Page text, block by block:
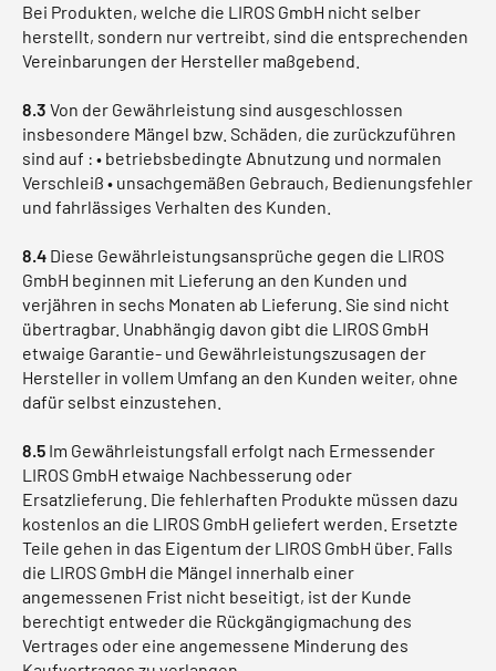
Bei Produkten, welche die LIROS GmbH nicht selber
herstellt, sondern nur vertreibt, sind die entsprechenden
Vereinbarungen der Hersteller maßgebend.
8.3 Von der Gewährleistung sind ausgeschlossen
insbesondere Mängel bzw. Schäden, die zurückzuführen
sind auf : • betriebsbedingte Abnutzung und normalen
Verschleiß • unsachgemäßen Gebrauch, Bedienungsfehler
und fahrlässiges Verhalten des Kunden.
8.4 Diese Gewährleistungsansprüche gegen die LIROS
GmbH beginnen mit Lieferung an den Kunden und
verjähren in sechs Monaten ab Lieferung. Sie sind nicht
übertragbar. Unabhängig davon gibt die LIROS GmbH
etwaige Garantie- und Gewährleistungszusagen der
Hersteller in vollem Umfang an den Kunden weiter, ohne
dafür selbst einzustehen.
8.5 Im Gewährleistungsfall erfolgt nach Ermessender
LIROS GmbH etwaige Nachbesserung oder
Ersatzlieferung. Die fehlerhaften Produkte müssen dazu
kostenlos an die LIROS GmbH geliefert werden. Ersetzte
Teile gehen in das Eigentum der LIROS GmbH über. Falls
die LIROS GmbH die Mängel innerhalb einer
angemessenen Frist nicht beseitigt, ist der Kunde
berechtigt entweder die Rückgängigmachung des
Vertrages oder eine angemessene Minderung des